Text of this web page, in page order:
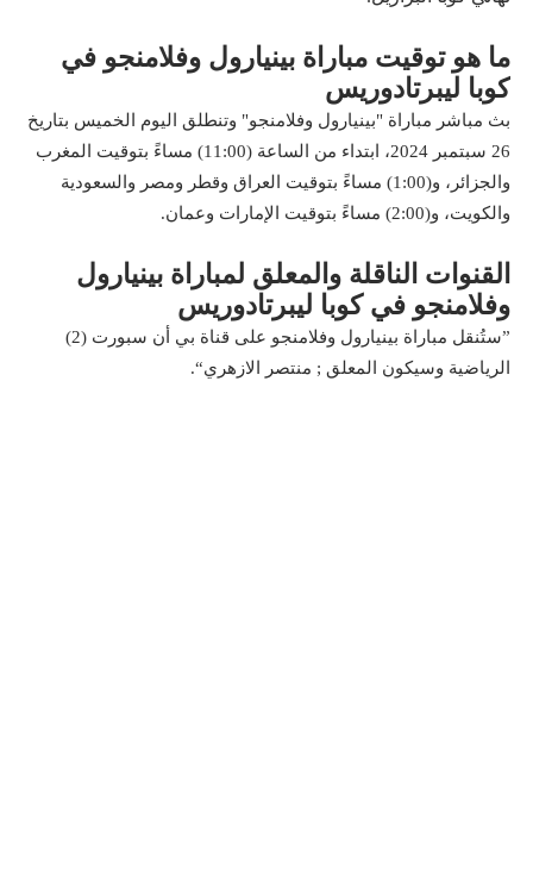
ما هو توقيت مباراة بينيارول وفلامنجو في
كوبا ليبرتادوريس
بث مباشر مباراة "بينيارول وفلامنجو" وتنطلق اليوم الخميس بتاريخ
26 سبتمبر 2024، ابتداء من الساعة (11:00) مساءً بتوقيت المغرب
والجزائر، و(1:00) مساءً بتوقيت العراق وقطر ومصر والسعودية
والكويت، و(2:00) مساءً بتوقيت الإمارات وعمان.
القنوات الناقلة والمعلق لمباراة بينيارول
وفلامنجو في كوبا ليبرتادوريس
”ستُنقل مباراة بينيارول وفلامنجو على قناة بي أن سبورت (2)
الرياضية وسيكون المعلق ; منتصر الازهري“.